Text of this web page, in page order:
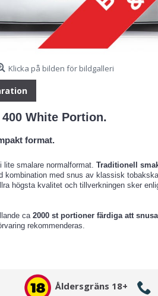
Klicka på bilden för bildgalleri
White Portion.
format.
lite smalare normalformat. Traditionell
kombination med snus av klassisk
högsta kvalitet och tillverkningen sker
ca 2000 st portioner färdiga att snusa
rekommenderas.
Åldersgräns 18+